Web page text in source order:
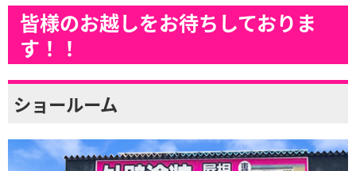
皆様のお越しをお待ちしておりま
す！！
ショールーム